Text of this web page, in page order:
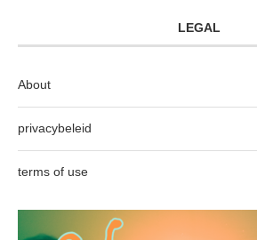
LEGAL
About
privacybeleid
terms of use